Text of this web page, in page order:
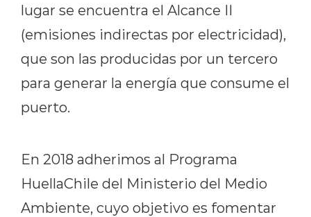
lugar se encuentra el Alcance II
(emisiones indirectas por electricidad),
que son las producidas por un tercero
para generar la energía que consume el
puerto.
En 2018 adherimos al Programa
HuellaChile del Ministerio del Medio
Ambiente, cuyo objetivo es fomentar